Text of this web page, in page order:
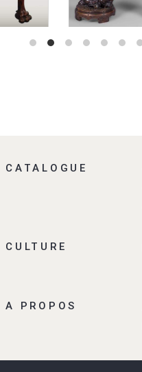
CATALOGUE
CULTURE
A PROPOS